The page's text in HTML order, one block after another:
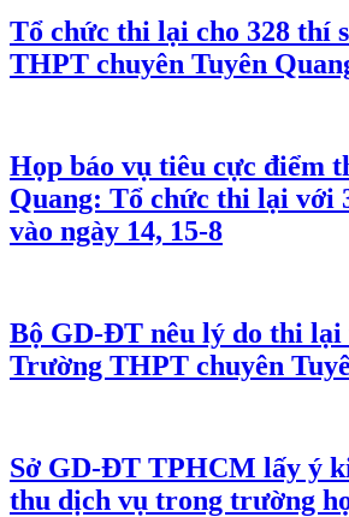
Tổ chức thi lại cho 328 thí
THPT chuyên Tuyên
Họp báo vụ tiêu cực điểm
Quang: Tổ chức thi lại với
vào ngày 14, 15-8
Bộ GD-ĐT nêu lý do thi
Trường THPT chuyên
Sở GD-ĐT TPHCM lấy ý
thu dịch vụ trong trường